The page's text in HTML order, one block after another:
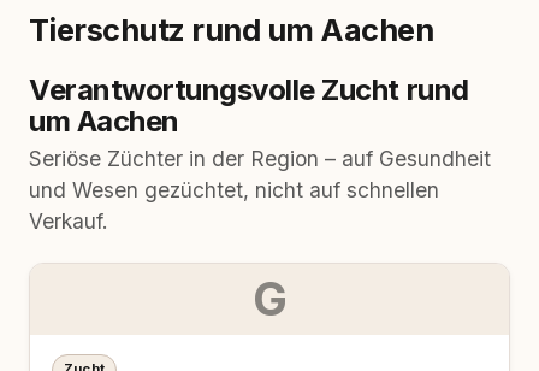
Tierschutz rund um Aachen
Verantwortungsvolle Zucht rund
um Aachen
Seriöse Züchter in der Region – auf Gesundheit
und Wesen gezüchtet, nicht auf schnellen
Verkauf.
G